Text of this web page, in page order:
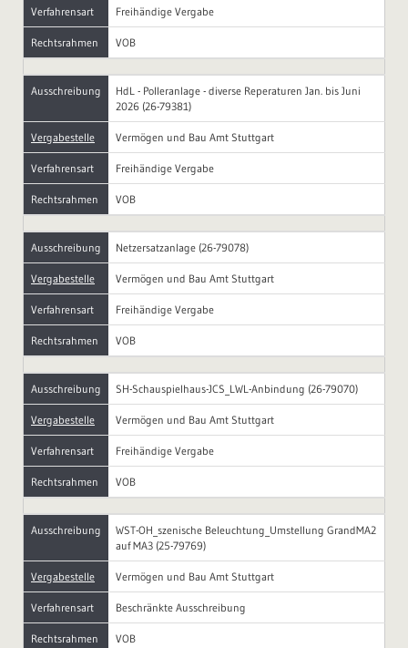
Verfahrensart Freihändige Vergabe
Rechtsrahmen VOB
Ausschreibung
HdL - Polleranlage - diverse Reperaturen Jan. bis Juni
2026 (26-79381)
Vergabestelle Vermögen und Bau Amt Stuttgart
Verfahrensart Freihändige Vergabe
Rechtsrahmen VOB
Ausschreibung Netzersatzanlage (26-79078)
Vergabestelle Vermögen und Bau Amt Stuttgart
Verfahrensart Freihändige Vergabe
Rechtsrahmen VOB
Ausschreibung SH-Schauspielhaus-JCS_LWL-Anbindung (26-79070)
Vergabestelle Vermögen und Bau Amt Stuttgart
Verfahrensart Freihändige Vergabe
Rechtsrahmen VOB
Ausschreibung
WST-OH_szenische Beleuchtung_Umstellung GrandMA2
auf MA3 (25-79769)
Vergabestelle Vermögen und Bau Amt Stuttgart
Verfahrensart Beschränkte Ausschreibung
Rechtsrahmen VOB